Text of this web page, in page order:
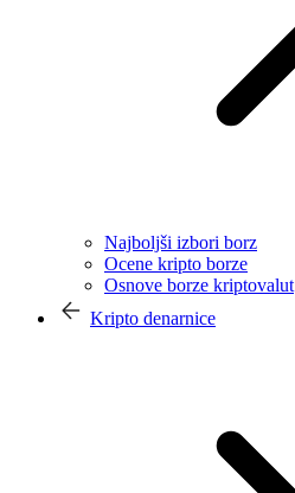
Najboljši izbori borz
Ocene kripto borze
Osnove borze kriptovalut
Kripto denarnice